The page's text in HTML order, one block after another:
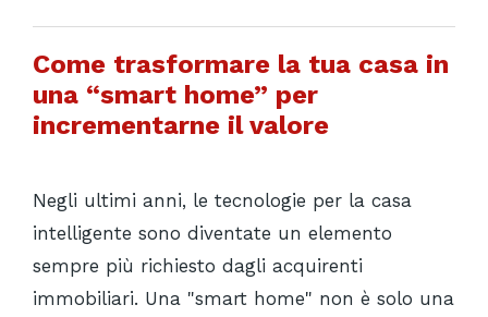
Come trasformare la tua casa in
una “smart home” per
incrementarne il valore
Negli ultimi anni, le tecnologie per la casa
intelligente sono diventate un elemento
sempre più richiesto dagli acquirenti
immobiliari. Una "smart home" non è solo una